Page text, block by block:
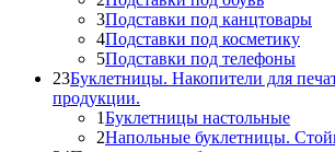
3Подставки под канцтовары
4Подставки под косметику
5Подставки под телефоны
23Буклетницы. Накопители для
продукции.
1Буклетницы настольные
2Напольные буклетницы.